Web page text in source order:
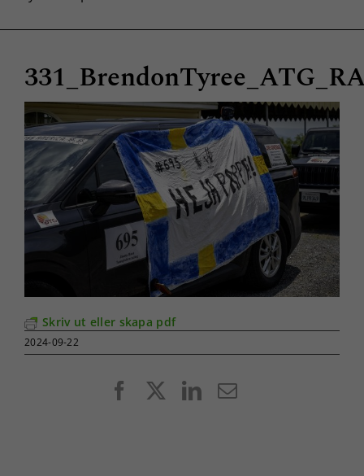
Skriv ut eller skapa pdf
2024-09-22
FacebookLinkedIn
E-